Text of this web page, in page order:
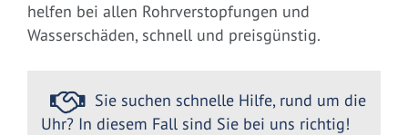
helfen bei allen Rohrverstopfungen und
Wasserschäden, schnell und preisgünstig.
Sie suchen schnelle Hilfe, rund um die
Uhr? In diesem Fall sind Sie bei uns richtig!